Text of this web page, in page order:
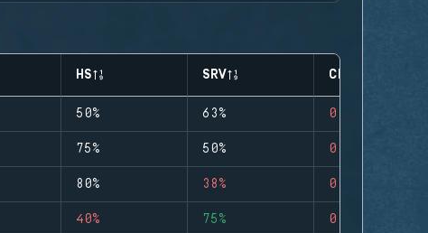
HS SRV CLUTCHES
50% 63% 0
75% 50% 0
80% 38% 0
40% 75% 0